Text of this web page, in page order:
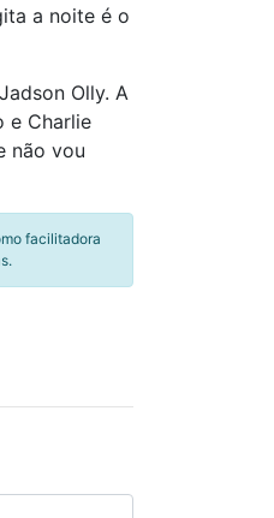
a noite é o
Olly. A
e Charlie
não vou
facilitadora